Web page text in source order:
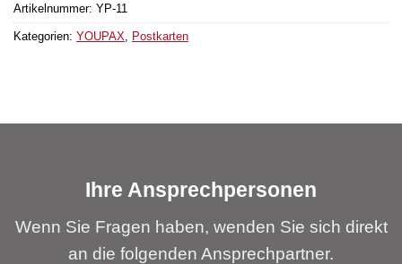
Artikelnummer: YP-11
Kategorien: YOUPAX Postkarten
Ihre Ansprechpersonen
Wenn Sie Fragen haben, wenden Sie sich direkt
an die folgenden Ansprechpartner.